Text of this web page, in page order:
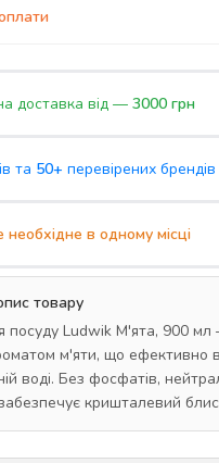
доставка від — 3000 грн
та 50+ перевірених брендів
необхідне в одному місці
товару
посуду Ludwik М'ята, 900
м'яти, що ефективно
воді. Без фосфатів,
кришталевий